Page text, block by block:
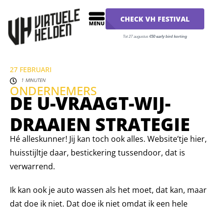
CHECK VH FESTIVAL
Tot 27 augustus€50 early bird korting
27 FEBRUARI
1 MINUTEN
ONDERNEMERS
DE U-VRAAGT-WIJ-
DRAAIEN STRATEGIE
Hé alleskunner! Jij kan toch ook alles. Website’tje hier,
huisstijltje daar, bestickering tussendoor, dat is
verwarrend.
Ik kan ook je auto wassen als het moet, dat kan, maar
dat doe ik niet. Dat doe ik niet omdat ik een hele